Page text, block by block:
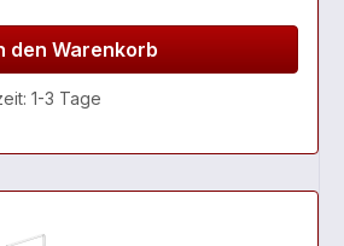
den Warenkorb
1-3 Tage